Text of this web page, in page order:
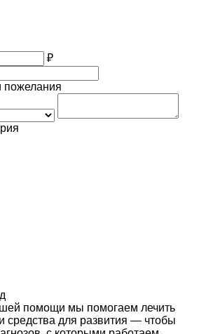
₽
пожелания
помощи мы помогаем лечить
средства для развития — чтобы